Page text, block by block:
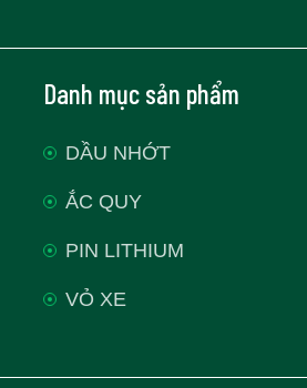
Danh mục sản phẩm
DẦU NHỚT
ẮC QUY
PIN LITHIUM
VỎ XE